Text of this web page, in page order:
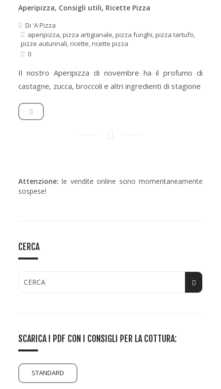
Aperipizza, Consigli utili, Ricette Pizza
Di 'A Pizza
aperipizza,pizza artigianale,pizza funghi,pizza tartufo,
pizze autunnali,ricette,ricette pizza
0
Il nostro Aperipizza di novembre ha il profumo di
castagne, zucca, broccoli e altri ingredienti di stagione
Attenzione: le vendite online sono momentaneamente
sospese!
CERCA
SCARICA I PDF CON I CONSIGLI PER LA COTTURA:
STANDARD